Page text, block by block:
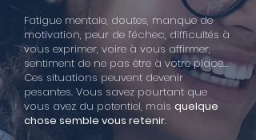
Fatigue mentale, doutes, manque de
motivation, peur de l’échec, difficultés à
vous exprimer, voire à vous affirmer,
sentiment de ne pas être à votre place…
Ces situations peuvent devenir
pesantes. Vous savez pourtant que
vous avez du potentiel, mais quelque
chose semble vous retenir.